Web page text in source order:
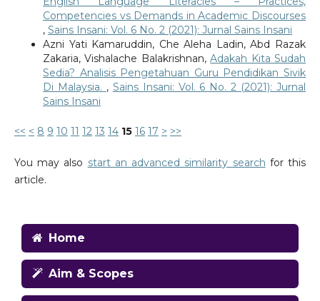
Competencies vs Demands in Academic Discourses
, Sains Insani: Vol. 6 No. 2 (2021): Jurnal Sains Insani
Azni Yati Kamaruddin, Che Aleha Ladin, Abd Razak
Zakaria, Vishalache Balakrishnan,Adakah Kita Sudah
Sedia? Analisis Pengetahuan Guru Pendidikan Sivik
Di Malaysia. , Sains Insani: Vol. 6 No. 2 (2021): Jurnal
Sains Insani
<< < 8 9 10 11 12 13 14 15 16 17 > >>
You may also start an advanced similarity search for this
article.
Home
Aim & Scopes